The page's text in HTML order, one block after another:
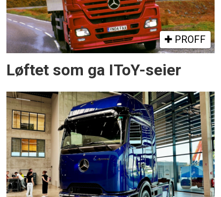
PROFF
Løftet som ga IToY-seier